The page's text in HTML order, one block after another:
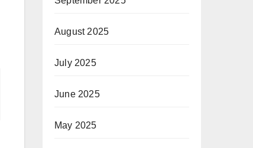
August 2025
July 2025
June 2025
May 2025